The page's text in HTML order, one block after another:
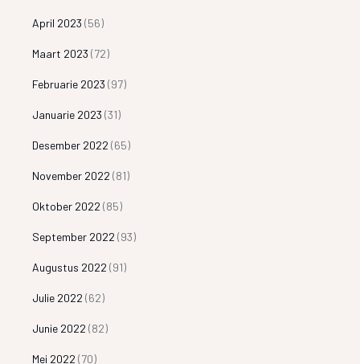
April 2023 (56)
Maart 2023 (72)
Februarie 2023 (97)
Januarie 2023 (31)
Desember 2022 (65)
November 2022 (81)
Oktober 2022 (85)
September 2022 (93)
Augustus 2022 (91)
Julie 2022 (62)
Junie 2022 (82)
Mei 2022 (70)